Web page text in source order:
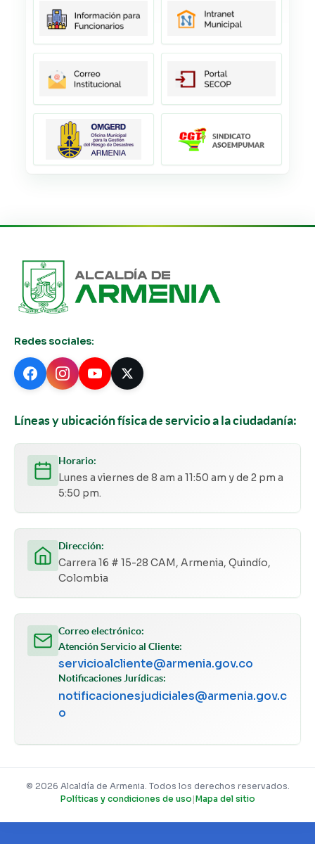
Redes sociales:
Líneas y ubicación física de servicio a la ciudadanía:
Horario:
Lunes a viernes de 8 am a 11:50 am y de 2 pm a
5:50 pm.
Dirección:
Carrera 16 # 15-28 CAM, Armenia, Quindío,
Colombia
Correo electrónico:
Atención Servicio al Cliente:
servicioalcliente@armenia.gov.co
Notificaciones Jurídicas:
notificacionesjudiciales@armenia.gov.c
o
© 2026 Alcaldía de Armenia. Todos los derechos reservados.
Políticas y condiciones de uso |Mapa del sitio